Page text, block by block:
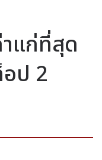
แก่ที่สุด
ป 2